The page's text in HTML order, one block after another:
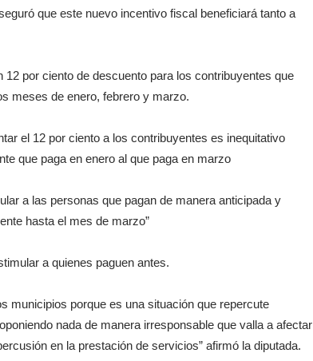
que este nuevo incentivo fiscal beneficiará tanto a
por ciento de descuento para los contribuyentes que
meses de enero, febrero y marzo.
el 12 por ciento a los contribuyentes es inequitativo
que paga en enero al que paga en marzo
a las personas que pagan de manera anticipada y
hasta el mes de marzo”
a quienes paguen antes.
municipios porque es una situación que repercute
nada de manera irresponsable que valla a afectar
en la prestación de servicios” afirmó la diputada.